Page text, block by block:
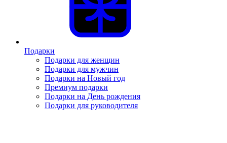
Подарки
Подарки для женщин
Подарки для мужчин
Подарки на Новый год
Премиум подарки
Подарки на День рождения
Подарки для руководителя